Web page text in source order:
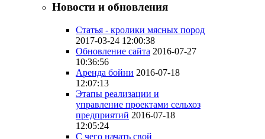
Новости и обновления
Статья - кролики мясных пород
2017-03-24 12:00:38
Обновление сайта 2016-07-27
10:36:56
Аренда бойни 2016-07-18
12:07:13
Этапы реализации и
управление проектами сельхоз
предприятий 2016-07-18
12:05:24
С чего начать свой